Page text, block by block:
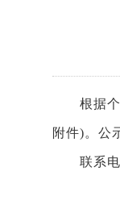
根据个人
附件)。公
联系电